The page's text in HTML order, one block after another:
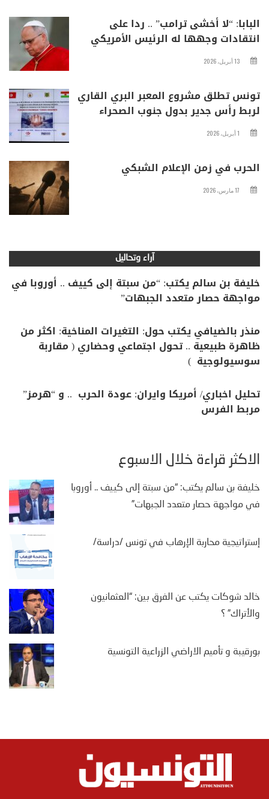
البابا: “لا أخشى ترامب” .. ردا على
انتقادات وجهها له الرئيس الأمريكي
13 أبريل، 2026
تونس تطلق مشروع المعبر البري القاري
لربط رأس جدير بدول جنوب الصحراء
1 أبريل، 2026
الحرب في زمن الإعلام الشبكي
17 مارس، 2026
آراء وتحاليل
خليفة بن سالم يكتب: “من سبتة إلى كييف .. أوروبا في
مواجهة حصار متعدد الجبهات”
منذر بالضيافي يكتب حول: التغيرات المناخية: اكثر من
ظاهرة طبيعية .. تحول اجتماعي وحضاري ( مقاربة
سوسيولوجية )
تحليل اخباري/ أمريكا وايران: عودة الحرب .. و “هرمز”
مربط الفرس
الأكثر قراءة خلال الأسبوع
خليفة بن سالم يكتب: “من سبتة إلى كييف .. أوروبا
في مواجهة حصار متعدد الجبهات”
إستراتيجية محاربة الإرهاب في تونس /دراسة/
خالد شوكات يكتب عن الفرق بين: “العثمانيون
والأتراك” ؟
بورقيبة و تأميم الاراضي الزراعية التونسية